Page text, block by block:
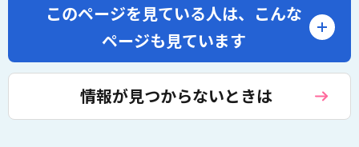
このページを見ている人は、 こんな
ページも見ています
情報が見つからないときは